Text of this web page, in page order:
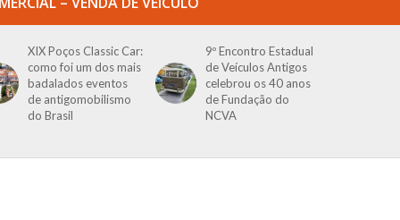
XIX Poços Classic Car:
como foi um dos mais
badalados eventos
de antigomobilismo
do Brasil
9º Encontro Estadual
de Veículos Antigos
celebrou os 40 anos
de Fundação do
NCVA